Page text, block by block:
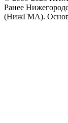
Ранее
(НижГМА).